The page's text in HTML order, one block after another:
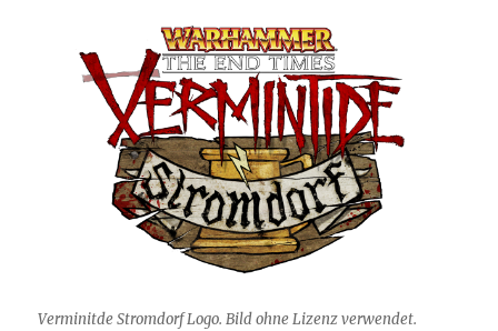
Verminitde Stromdorf Logo. Bild ohne Lizenz verwendet.